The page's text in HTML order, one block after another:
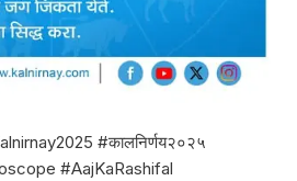
#कालनिर्णय२०२५
#AajKaRashifal